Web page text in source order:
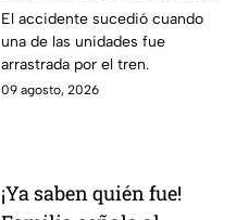
una camioneta en
Guanajuato; este fue el
saldo de las víct1mas
El accidente sucedió cuando
una de las unidades fue
arrastrada por el tren.
09 agosto, 2026
¡Ya saben quién fue!